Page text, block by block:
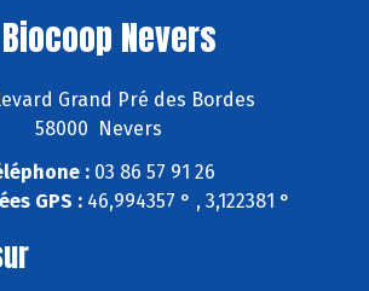
Biocoop Nevers
Grand Pré des Bordes
58000 Nevers
:03 86 57 91 26
GPS : 46,994357 ° , 3,122381 °